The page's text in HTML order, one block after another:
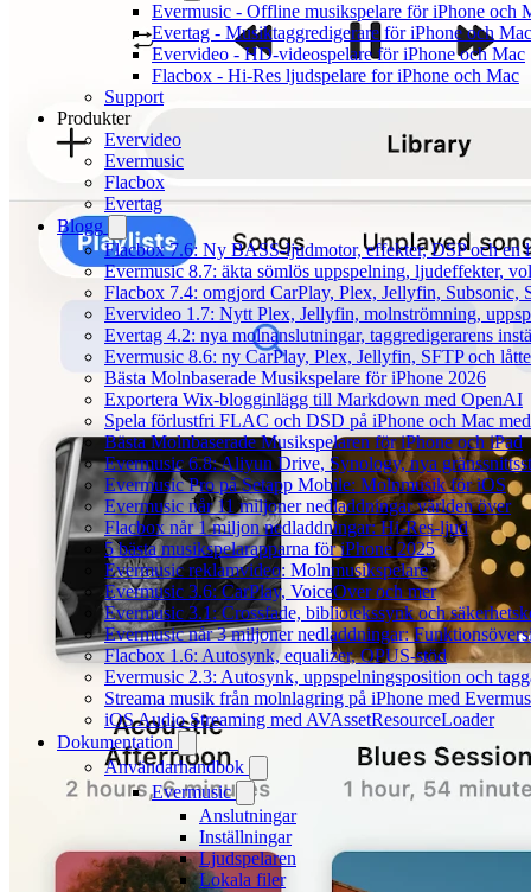
Evermusic - Offline musikspelare för iPhone och
Evertag - Musiktaggredigerare för iPhone och Mac
Evervideo - HD-videospelare för iPhone och Mac
Flacbox - Hi-Res ljudspelare for iPhone och Mac
Support
Produkter
Evervideo
Evermusic
Flacbox
Evertag
Blogg
Flacbox 7.6: Ny BASS-ljudmotor, effekter, DSP och en
Evermusic 8.7: äkta sömlös uppspelning, ljudeffekter,
Flacbox 7.4: omgjord CarPlay, Plex, Jellyfin, Subsonic,
Evervideo 1.7: Nytt Plex, Jellyfin, molnströmning,
Evertag 4.2: nya molnanslutningar, taggredigerarens
Evermusic 8.6: ny CarPlay, Plex, Jellyfin, SFTP och
Bästa Molnbaserade Musikspelare för iPhone 2026
Exportera Wix-blogginlägg till Markdown med OpenAI
Spela förlustfri FLAC och DSD på iPhone och Mac
Bästa Molnbaserade Musikspelaren för iPhone och iPad
Evermusic 6.8: Aliyun Drive, Synology, nya
Evermusic Pro på Setapp Mobile: Molnmusik för iOS
Evermusic når 11 miljoner nedladdningar världen över
Flacbox når 1 miljon nedladdningar: Hi-Res-ljud
5 bästa musikspelarapparna för iPhone 2025
Evermusic reklamvideo: Molnmusikspelare
Evermusic 3.6: CarPlay, VoiceOver och mer
Evermusic 3.1: Crossfade, bibliotekssynk och
Evermusic når 3 miljoner nedladdningar:
Flacbox 1.6: Autosynk, equalizer, OPUS-stöd
Evermusic 2.3: Autosynk, uppspelningsposition och
Streama musik från molnlagring på iPhone med
iOS Audio Streaming med AVAssetResourceLoader
Dokumentation
Användarhandbok
Evermusic
Anslutningar
Inställningar
Ljudspelaren
Lokala filer